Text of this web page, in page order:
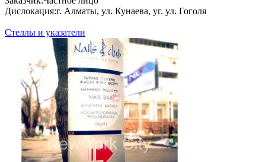
Дис­ло­кация:г. Алматы, ул. Кунаева, уг. ул. Гоголя
Стеллы и указатели